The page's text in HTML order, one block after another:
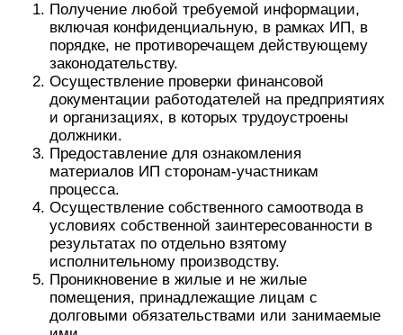
Получение любой требуемой информации,
включая конфиденциальную, в рамках ИП, в
порядке, не противоречащем действующему
законодательству.
Осуществление проверки финансовой
документации работодателей на предприятиях
и организациях, в которых трудоустроены
должники.
Предоставление для ознакомления
материалов ИП сторонам-участникам
процесса.
Осуществление собственного самоотвода в
условиях собственной заинтересованности в
результатах по отдельно взятому
исполнительному производству.
Проникновение в жилые и не жилые
помещения, принадлежащие лицам с
долговыми обязательствами или занимаемые